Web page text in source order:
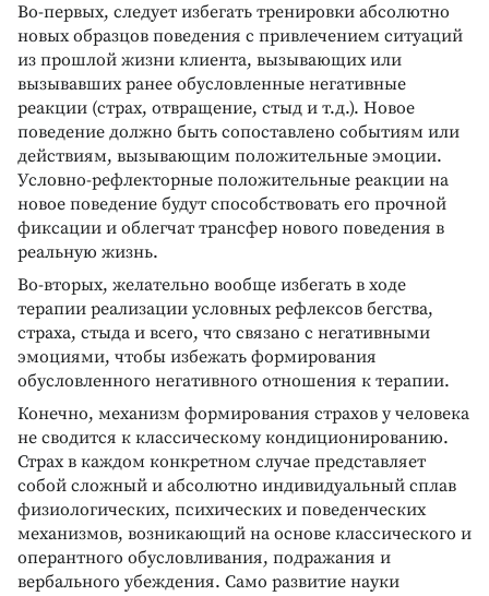
Во-первых, следует избегать тренировки абсолютно
новых образцов поведения с привлечением ситуаций
из прошлой жизни клиента, вызывающих или
вызывавших ранее обусловленные негативные
реакции (страх, отвращение, стыд и т.д.). Новое
поведение должно быть сопоставлено событиям или
действиям, вызывающим положительные эмоции.
Условно-рефлекторные положительные реакции на
новое поведение будут способствовать его прочной
фиксации и облегчат трансфер нового поведения в
реальную жизнь.
Во-вторых, желательно вообще избегать в ходе
терапии реализации условных рефлексов бегства,
страха, стыда и всего, что связано с негативными
эмоциями, чтобы избежать формирования
обусловленного негативного отношения к терапии.
Конечно, механизм формирования страхов у человека
не сводится к классическому кондиционированию.
Страх в каждом конкретном случае представляет
собой сложный и абсолютно индивидуальный сплав
физиологических, психических и поведенческих
механизмов, возникающий на основе классического и
оперантного обусловливания, подражания и
вербального убеждения. Само развитие науки